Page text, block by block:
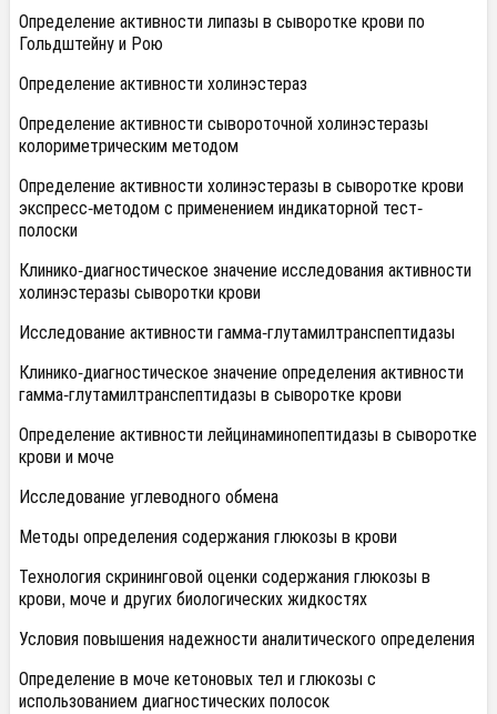
Определение активности липазы в сыворотке крови по
Гольдштейну и Рою
Определение активности холинэстераз
Определение активности сывороточной холинэстеразы
колориметрическим методом
Определение активности холинэстеразы в сыворотке крови
экспресс-методом с применением индикаторной тест-
полоски
Клинико-диагностическое значение исследования активности
холинэстеразы сыворотки крови
Исследование активности гамма-глутамилтранспептидазы
Клинико-диагностическое значение определения активности
гамма-глутамилтранспептидазы в сыворотке крови
Определение активности лейцинаминопептидазы в сыворотке
крови и моче
Исследование углеводного обмена
Методы определения содержания глюкозы в крови
Технология скрининговой оценки содержания глюкозы в
крови, моче и других биологических жидкостях
Условия повышения надежности аналитического определения
Определение в моче кетоновых тел и глюкозы с
использованием диагностических полосок